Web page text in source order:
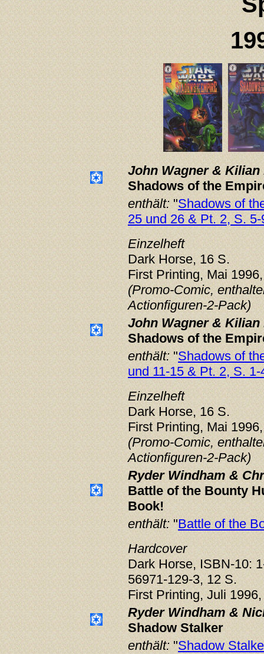
John Wagner & Kilian
Shadows of the
enthält:"Shadows of
25 und 26 & Pt. 2, S. 5-
Einzelheft
Dark Horse, 16 S.
First Printing, Mai
(Promo-Comic,
Actionfiguren-2-Pack)
John Wagner & Kilian
Shadows of the
enthält:"Shadows of
und 11-15 & Pt. 2, S. 1-
Einzelheft
Dark Horse, 16 S.
First Printing, Mai
(Promo-Comic,
Actionfiguren-2-Pack)
Ryder Windham &
Battle of the Bounty
Book!
enthält:"Battle of the
Hardcover
Dark Horse, ISBN-10:
56971-129-3, 12 S.
First Printing, Juli
Ryder Windham &
Shadow Stalker
enthält:"Shadow